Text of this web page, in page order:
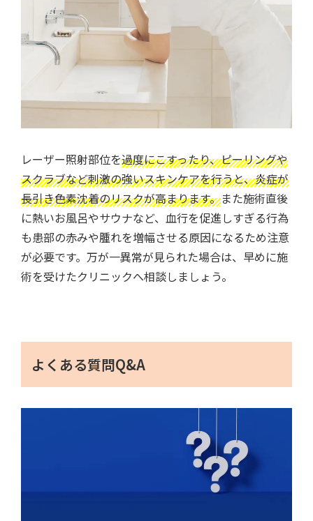
レーザー照射部位を過度にこすったり、ピーリングや
スクラブなど刺激の強いスキンケアを行うと、炎症が
長引き色素沈着のリスクが高まります。また施術直後
に熱いお風呂やサウナなど、血行を促進しすぎる行為
も患部の赤みや腫れを増幅させる原因になるため注意
が必要です。万が一異常が見られた場合は、早めに施
術を受けたクリニックへ相談しましょう。
よくある質問Q&A